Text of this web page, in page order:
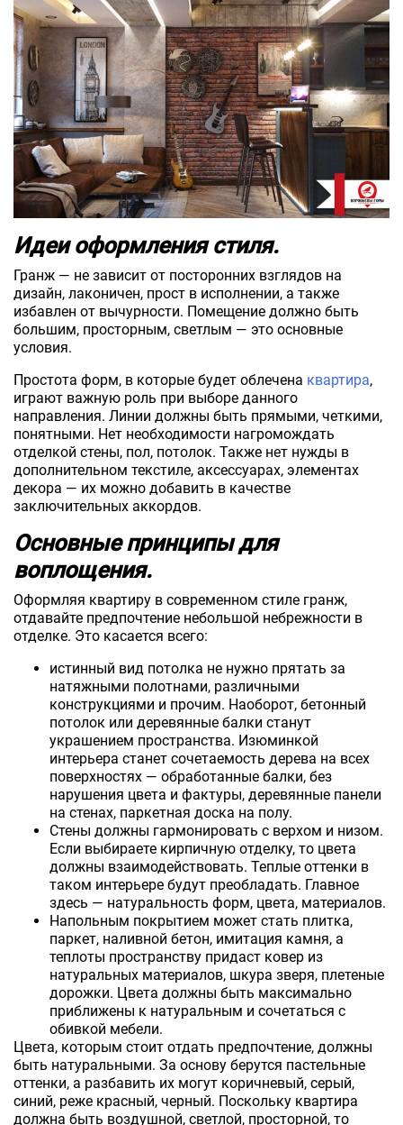
Идеи оформления стиля.
Гранж — не зависит от посторонних взглядов на
дизайн, лаконичен, прост в исполнении, а также
избавлен от вычурности. Помещение должно быть
большим, просторным, светлым — это основные
условия.
Простота форм, в которые будет облечена квартира,
играют важную роль при выборе данного
направления. Линии должны быть прямыми, четкими,
понятными. Нет необходимости нагромождать
отделкой стены, пол, потолок. Также нет нужды в
дополнительном текстиле, аксессуарах, элементах
декора — их можно добавить в качестве
заключительных аккордов.
Основные принципы для
воплощения.
Оформляя квартиру в современном стиле гранж,
отдавайте предпочтение небольшой небрежности в
отделке. Это касается всего:
истинный вид потолка не нужно прятать за
натяжными полотнами, различными
конструкциями и прочим. Наоборот, бетонный
потолок или деревянные балки станут
украшением пространства. Изюминкой
интерьера станет сочетаемость дерева на всех
поверхностях — обработанные балки, без
нарушения цвета и фактуры, деревянные панели
на стенах, паркетная доска на полу.
Стены должны гармонировать с верхом и низом.
Если выбираете кирпичную отделку, то цвета
должны взаимодействовать. Теплые оттенки в
таком интерьере будут преобладать. Главное
здесь — натуральность форм, цвета, материалов.
Напольным покрытием может стать плитка,
паркет, наливной бетон, имитация камня, а
теплоты пространству придаст ковер из
натуральных материалов, шкура зверя, плетеные
дорожки. Цвета должны быть максимально
приближены к натуральным и сочетаться с
обивкой мебели.
Цвета, которым стоит отдать предпочтение, должны
быть натуральными. За основу берутся пастельные
оттенки, а разбавить их могут коричневый, серый,
синий, реже красный, черный. Поскольку квартира
должна быть воздушной, светлой, просторной, то